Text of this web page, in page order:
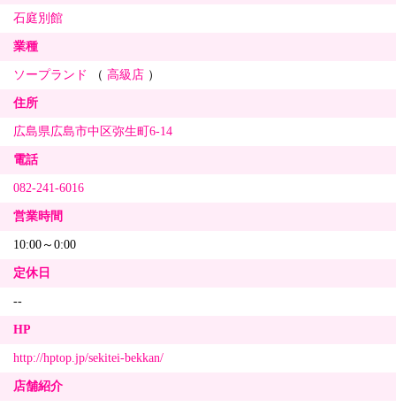
石庭別館
業種
ソープランド （ 高級店 ）
住所
広島県広島市中区弥生町6-14
電話
082-241-6016
営業時間
10:00～0:00
定休日
--
HP
http://hptop.jp/sekitei-bekkan/
店舗紹介